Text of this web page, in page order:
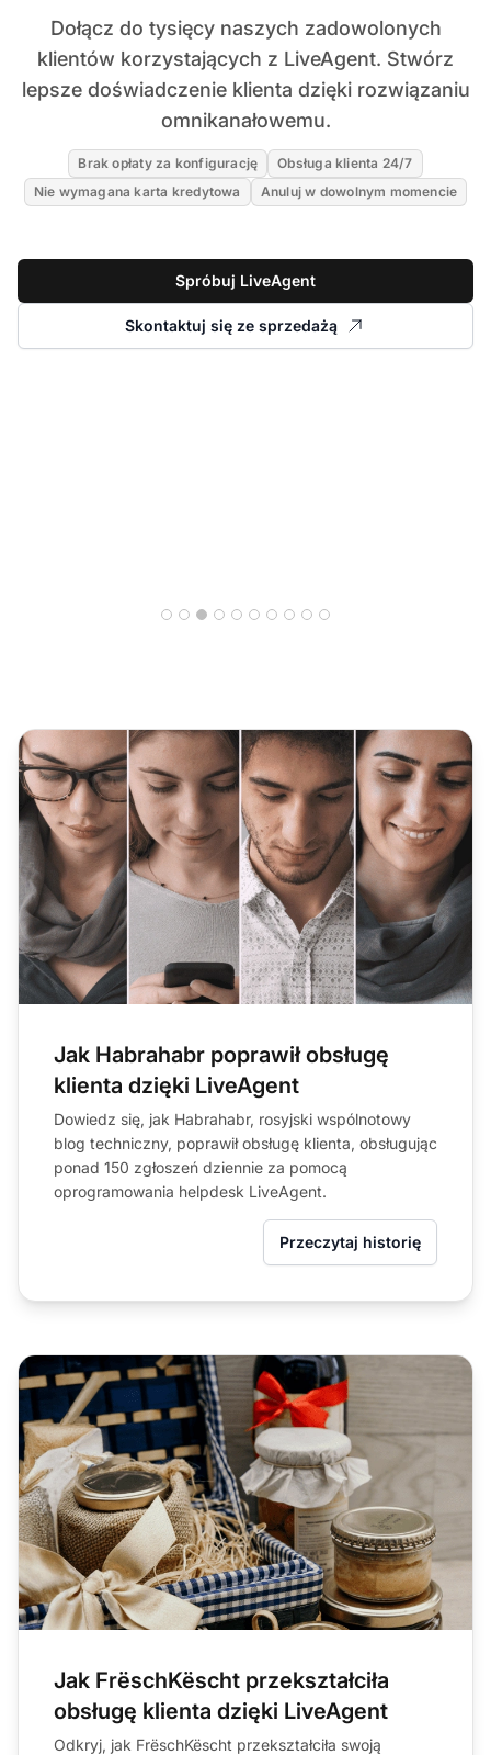
Dołącz do tysięcy naszych zadowolonych
klientów korzystających z LiveAgent. Stwórz
lepsze doświadczenie klienta dzięki rozwiązaniu
omnikanałowemu.
Brak opłaty za konfigurację
Obsługa klienta 24/7
Nie wymagana karta kredytowa
Anuluj w dowolnym momencie
Spróbuj LiveAgent
Skontaktuj się ze sprzedażą
Jak Habrahabr poprawił obsługę
klienta dzięki LiveAgent
Dowiedz się, jak Habrahabr, rosyjski wspólnotowy
blog techniczny, poprawił obsługę klienta, obsługując
ponad 150 zgłoszeń dziennie za pomocą
oprogramowania helpdesk LiveAgent.
Przeczytaj historię
Jak FrëschKëscht przekształciła
obsługę klienta dzięki LiveAgent
Odkryj, jak FrëschKëscht przekształciła swoją